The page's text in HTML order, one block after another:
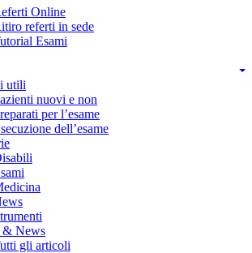
Online
referti in sede
Esami
utili
nuovi e non
per l’esame
dell’esame
News
gli articoli